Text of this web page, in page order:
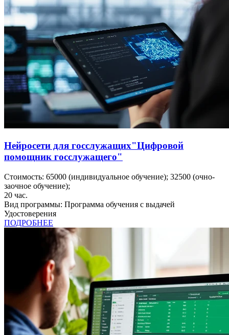
Нейросети для госслужащих"Цифровой
помощник госслужащего"
Стоимость: 65000 (индивидуальное обучение); 32500 (очно-
заочное обучение);
20 час.
Вид программы: Программа обучения с выдачей
Удостоверения
ПОДРОБНЕЕ